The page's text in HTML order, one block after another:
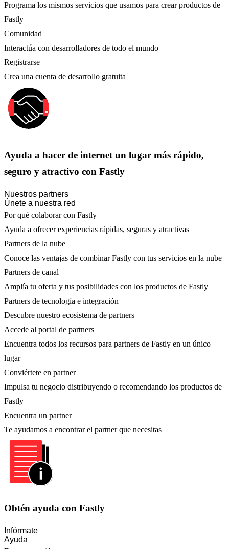
Programa los mismos servicios que usamos para crear productos de
Fastly
Comunidad
Interactúa con desarrolladores de todo el mundo
Registrarse
Crea una cuenta de desarrollo gratuita
Ayuda a hacer de internet un lugar más rápido,
seguro y atractivo con Fastly
Nuestros partners
Únete a nuestra red
Por qué colaborar con Fastly
Ayuda a ofrecer experiencias rápidas, seguras y atractivas
Partners de la nube
Conoce las ventajas de combinar Fastly con tus servicios en la nube
Partners de canal
Amplía tu oferta y tus posibilidades con los productos de Fastly
Partners de tecnología e integración
Descubre nuestro ecosistema de partners
Accede al portal de partners
Encuentra todos los recursos para partners de Fastly en un único
lugar
Conviértete en partner
Impulsa tu negocio distribuyendo o recomendando los productos de
Fastly
Encuentra un partner
Te ayudamos a encontrar el partner que necesitas
Obtén ayuda con Fastly
Infórmate
Ayuda